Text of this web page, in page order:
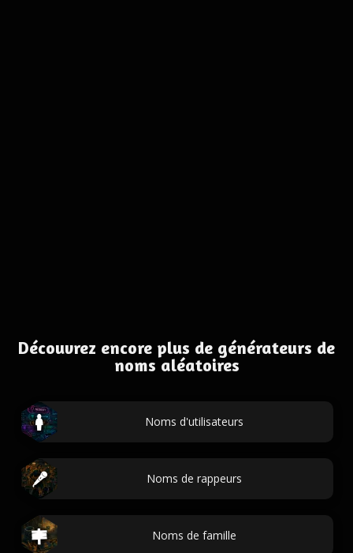
Découvrez encore plus de générateurs de
noms aléatoires
Noms d'utilisateurs
Noms de rappeurs
Noms de famille